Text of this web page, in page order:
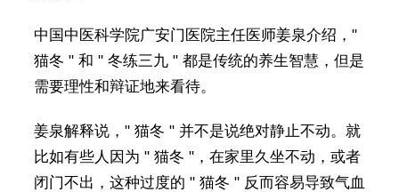
中国中医科学院广安门医院主任医师姜泉介绍，"
猫冬 " 和 " 冬练三九 " 都是传统的养生智慧，但是
需要理性和辩证地来看待。
姜泉解释说，" 猫冬 " 并不是说绝对静止不动。就
比如有些人因为 " 猫冬 "，在家里久坐不动，或者
闭门不出，这种过度的 " 猫冬 " 反而容易导致气血